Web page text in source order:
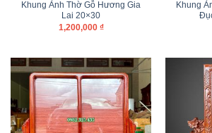
Khung Ảnh Thờ Gỗ Hương Gia
Lai 20×30
1,200,000 ₫
Khung